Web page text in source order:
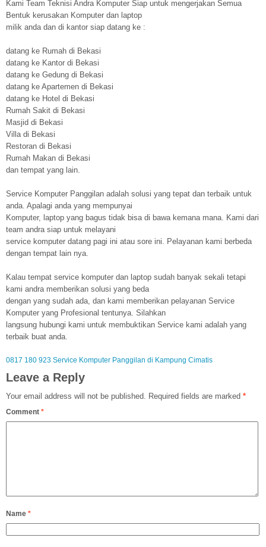
Kami Team Teknisi Andra Komputer Siap untuk mengerjakan Semua
Bentuk kerusakan Komputer dan laptop
milik anda dan di kantor siap datang ke :
datang ke Rumah di Bekasi
datang ke Kantor di Bekasi
datang ke Gedung di Bekasi
datang ke Apartemen di Bekasi
datang ke Hotel di Bekasi
Rumah Sakit di Bekasi
Masjid di Bekasi
Villa di Bekasi
Restoran di Bekasi
Rumah Makan di Bekasi
dan tempat yang lain.
Service Komputer Panggilan adalah solusi yang tepat dan terbaik untuk
anda. Apalagi anda yang mempunyai
Komputer, laptop yang bagus tidak bisa di bawa kemana mana. Kami dari
team andra siap untuk melayani
service komputer datang pagi ini atau sore ini. Pelayanan kami berbeda
dengan tempat lain nya.
Kalau tempat service komputer dan laptop sudah banyak sekali tetapi
kami andra memberikan solusi yang beda
dengan yang sudah ada, dan kami memberikan pelayanan Service
Komputer yang Profesional tentunya. Silahkan
langsung hubungi kami untuk membuktikan Service kami adalah yang
terbaik buat anda.
0817 180 923 Service Komputer Panggilan di Kampung Cimatis
Leave a Reply
Your email address will not be published. Required fields are marked *
Comment *
Name *